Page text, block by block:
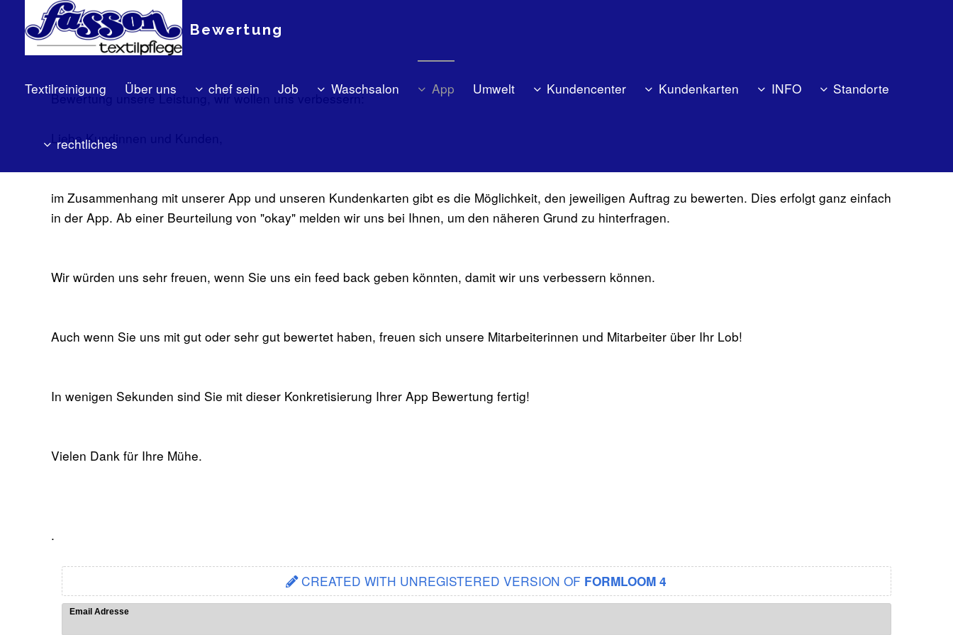
Bewertung
Textilreinigung Über uns chef sein Job Waschsalon App Umwelt Kundencenter Kundenkarten INFO Standorte
rechtliches
Bewertung unsere Leistung, wir wollen uns verbessern:
Liebe Kundinnen und Kunden,
im Zusammenhang mit unserer App und unseren Kundenkarten gibt es die Möglichkeit, den jeweiligen Auftrag zu bewerten. Dies erfolgt ganz einfach
in der App. Ab einer Beurteilung von "okay" melden wir uns bei Ihnen, um den näheren Grund zu hinterfragen.
Wir würden uns sehr freuen, wenn Sie uns ein feed back geben könnten, damit wir uns verbessern können.
Auch wenn Sie uns mit gut oder sehr gut bewertet haben, freuen sich unsere Mitarbeiterinnen und Mitarbeiter über Ihr Lob!
In wenigen Sekunden sind Sie mit dieser Konkretisierung Ihrer App Bewertung fertig!
Vielen Dank für Ihre Mühe.
.
CREATED WITH UNREGISTERED VERSION OF FORMLOOM 4
Email Adresse